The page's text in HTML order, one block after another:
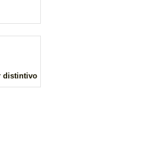
distintivo